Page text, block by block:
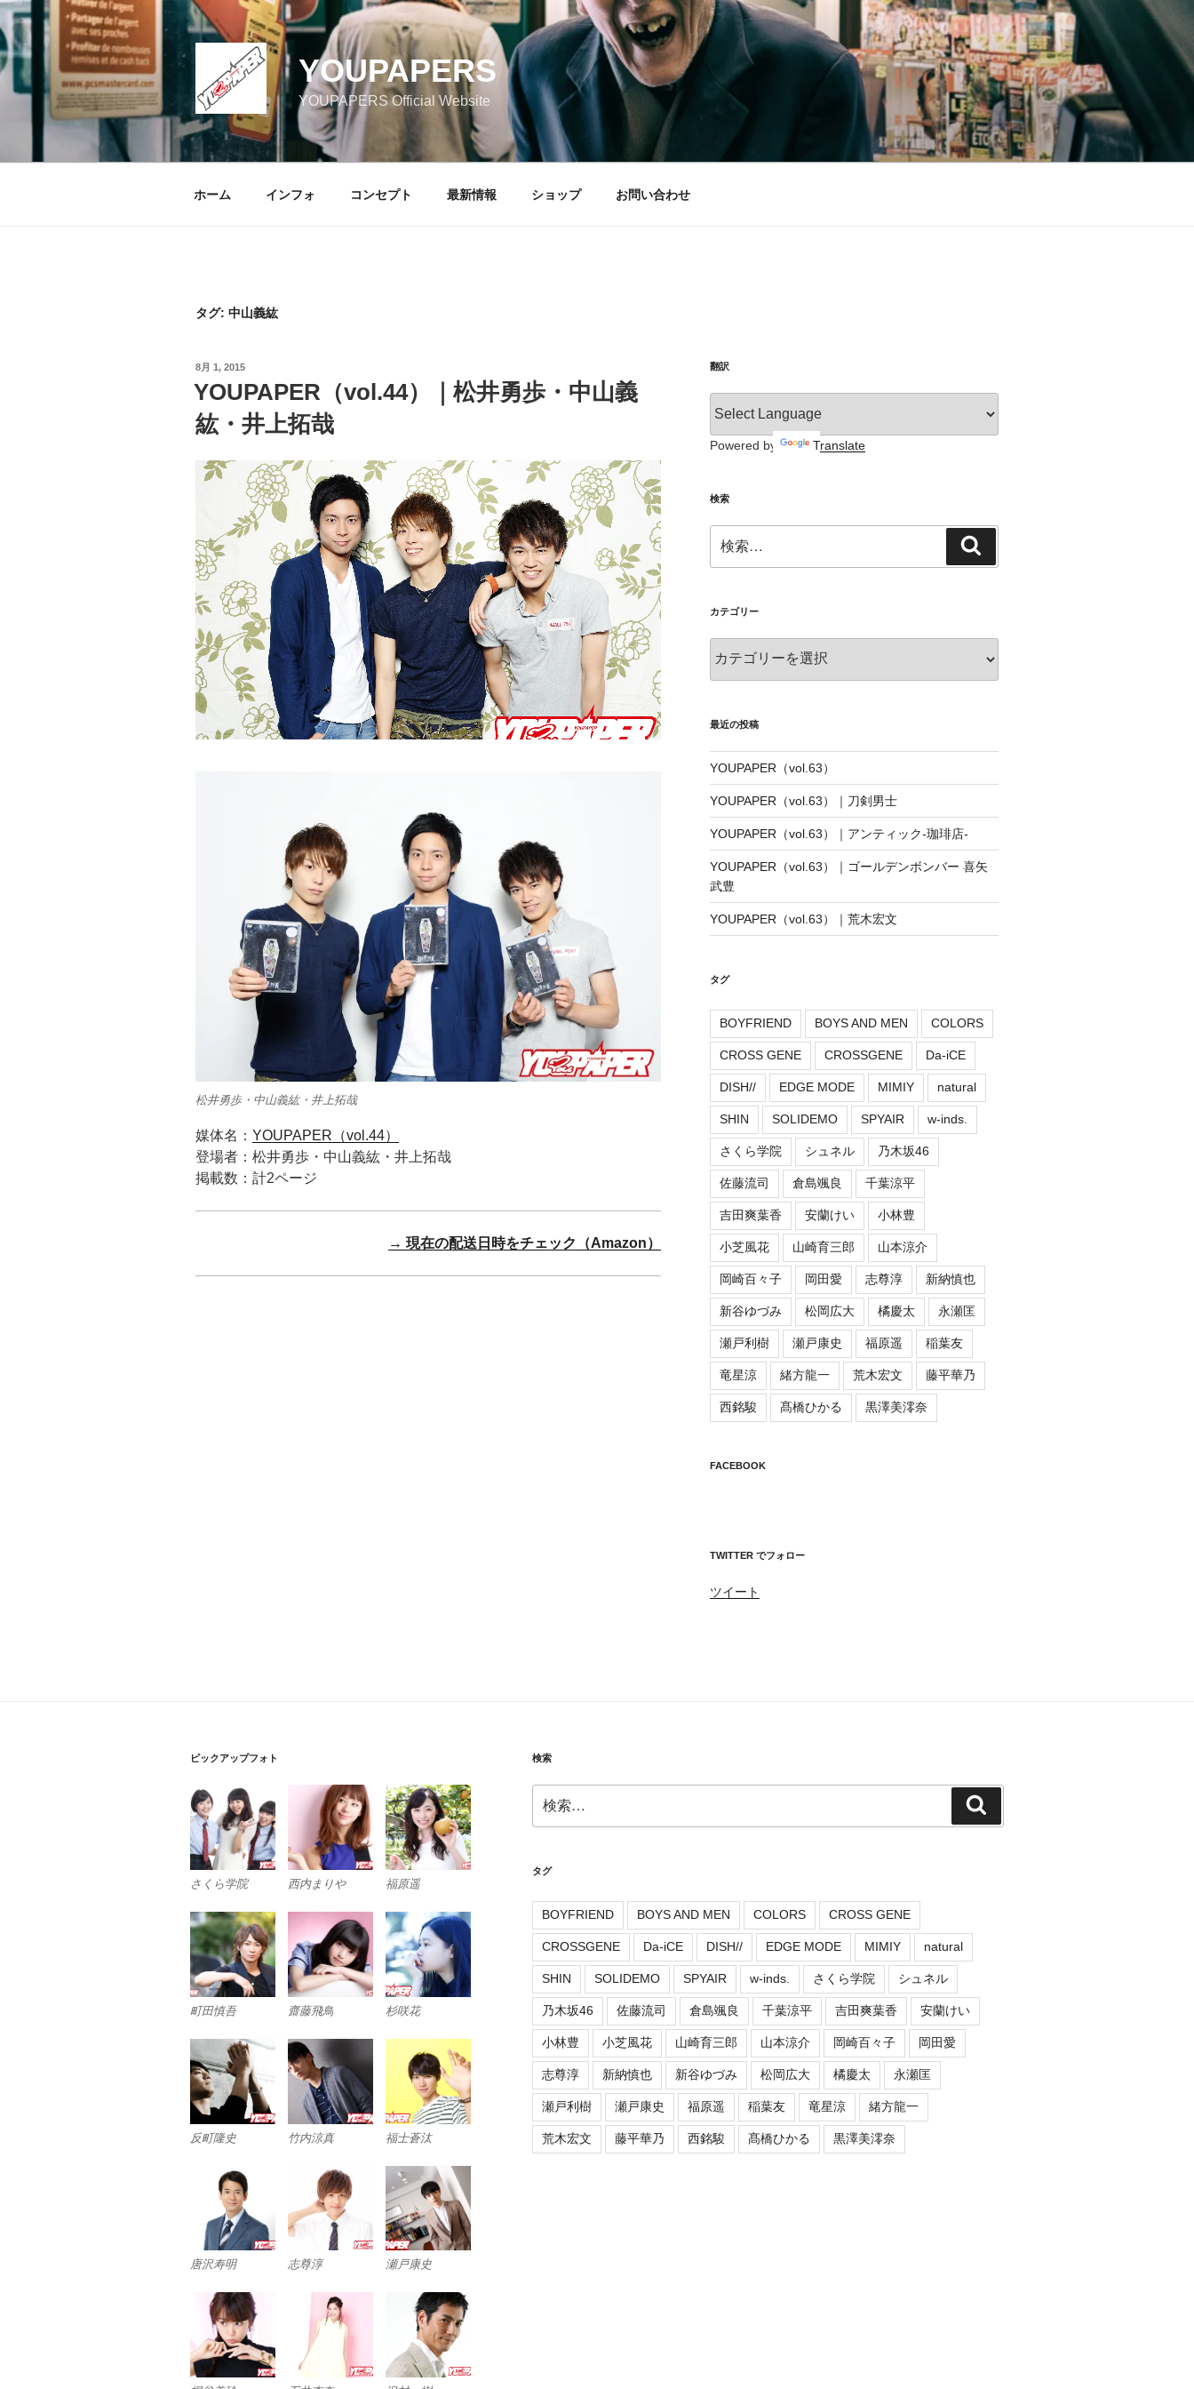
コ
ン
テ
ン
ツ
YOUPAPERS
YOUPAPERS Official Website
ホーム インフォ コンセプト 最新情報 ショップ お問い合わせ
タグ: 中山義紘
投
日:
8月 1, 2015
YOUPAPER（vol.44）｜松井勇歩・中山義
紘・井上拓哉
松井勇歩・中山義紘・井上拓哉
媒体名： YOUPAPER（vol.44）
登場者：松井勇歩・中山義紘・井上拓哉
掲載数：計2ページ
→ 現在の配送日時をチェック（Amazon）
翻訳
Powered by Translate
検索
索:
索
カテゴリー
テ
ー
最近の投稿
YOUPAPER（vol.63）
YOUPAPER（vol.63）｜刀剣男士
YOUPAPER（vol.63）｜アンティック-珈琲店-
YOUPAPER（vol.63）｜ゴールデンボンバー 喜矢
武豊
YOUPAPER（vol.63）｜荒木宏文
タグ
BOYFRIEND BOYS AND MEN COLORS
CROSS GENE CROSSGENE Da-iCE
DISH// EDGE MODE MIMIY natural
SHIN SOLIDEMO SPYAIR w-inds.
さくら学院 シュネル 乃木坂46
佐藤流司 倉島颯良 千葉涼平
吉田爽葉香 安蘭けい 小林豊
小芝風花 山崎育三郎 山本涼介
岡崎百々子 岡田愛 志尊淳 新納慎也
新谷ゆづみ 松岡広大 橘慶太 永瀬匡
瀬戸利樹 瀬戸康史 福原遥 稲葉友
竜星涼 緒方龍一 荒木宏文 藤平華乃
西銘駿 髙橋ひかる 黒澤美澪奈
FACEBOOK
TWITTER でフォロー
ツイート
ピックアップフォト
さくら学院 西内まりや 福原遥
町田慎吾 齋藤飛鳥 杉咲花
反町隆史 竹内涼真 福士蒼汰
唐沢寿明 志尊淳 瀬戸康史
検索
索:
索
タグ
BOYFRIEND BOYS AND MEN COLORS CROSS GENE
CROSSGENE Da-iCE DISH// EDGE MODE MIMIY natural
SHIN SOLIDEMO SPYAIR w-inds. さくら学院 シュネル
乃木坂46 佐藤流司 倉島颯良 千葉涼平 吉田爽葉香 安蘭けい
小林豊 小芝風花 山崎育三郎 山本涼介 岡崎百々子 岡田愛
志尊淳 新納慎也 新谷ゆづみ 松岡広大 橘慶太 永瀬匡
瀬戸利樹 瀬戸康史 福原遥 稲葉友 竜星涼 緒方龍一
荒木宏文 藤平華乃 西銘駿 髙橋ひかる 黒澤美澪奈